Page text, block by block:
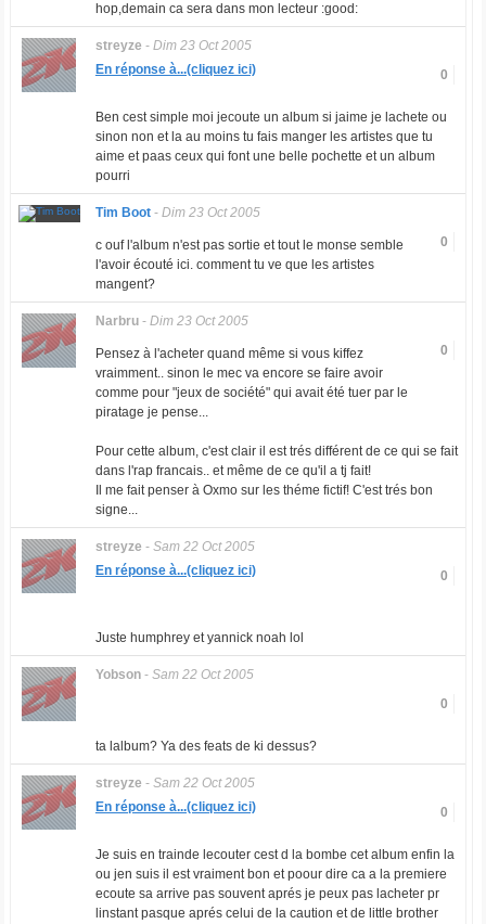
hop,demain ca sera dans mon lecteur :good:
streyze - Dim 23 Oct 2005
0
En réponse à...(cliquez ici)
Ben cest simple moi jecoute un album si jaime je lachete ou
sinon non et la au moins tu fais manger les artistes que tu
aime et paas ceux qui font une belle pochette et un album
pourri
Tim Boot- Dim 23 Oct 2005
0
c ouf l'album n'est pas sortie et tout le monse semble
l'avoir écouté ici. comment tu ve que les artistes
mangent?
Narbru- Dim 23 Oct 2005
0
Pensez à l'acheter quand même si vous kiffez
vraimment.. sinon le mec va encore se faire avoir
comme pour "jeux de société" qui avait été tuer par le
piratage je pense...
Pour cette album, c'est clair il est trés différent de ce qui se fait
dans l'rap francais.. et même de ce qu'il a tj fait!
Il me fait penser à Oxmo sur les théme fictif! C'est trés bon
signe...
streyze - Sam 22 Oct 2005
0
En réponse à...(cliquez ici)
Juste humphrey et yannick noah lol
Yobson- Sam 22 Oct 2005
0
ta lalbum? Ya des feats de ki dessus?
streyze - Sam 22 Oct 2005
0
En réponse à...(cliquez ici)
Je suis en trainde lecouter cest d la bombe cet album enfin la
ou jen suis il est vraiment bon et poour dire ca a la premiere
ecoute sa arrive pas souvent aprés je peux pas lacheter pr
linstant pasque aprés celui de la caution et de little brother